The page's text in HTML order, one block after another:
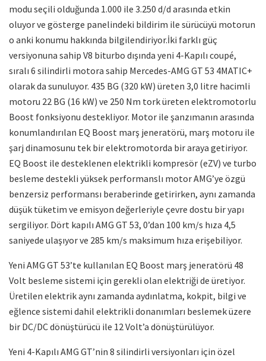
modu seçili olduğunda 1.000 ile 3.250 d/d arasında etkin
oluyor ve gösterge panelindeki bildirim ile sürücüyü motorun
o anki konumu hakkında bilgilendiriyor.İki farklı güç
versiyonuna sahip V8 biturbo dışında yeni 4-Kapılı coupé,
sıralı 6 silindirli motora sahip Mercedes-AMG GT 53 4MATIC+
olarak da sunuluyor. 435 BG (320 kW) üreten 3,0 litre hacimli
motoru 22 BG (16 kW) ve 250 Nm tork üreten elektromotorlu
Boost fonksiyonu destekliyor. Motor ile şanzımanın arasında
konumlandırılan EQ Boost marş jeneratörü, marş motoru ile
şarj dinamosunu tek bir elektromotorda bir araya getiriyor.
EQ Boost ile desteklenen elektrikli kompresör (eZV) ve turbo
besleme destekli yüksek performanslı motor AMG’ye özgü
benzersiz performansı beraberinde getirirken, aynı zamanda
düşük tüketim ve emisyon değerleriyle çevre dostu bir yapı
sergiliyor. Dört kapılı AMG GT 53, 0’dan 100 km/s hıza 4,5
saniyede ulaşıyor ve 285 km/s maksimum hıza erişebiliyor.
Yeni AMG GT 53’te kullanılan EQ Boost marş jeneratörü 48
Volt besleme sistemi için gerekli olan elektriği de üretiyor.
Üretilen elektrik aynı zamanda aydınlatma, kokpit, bilgi ve
eğlence sistemi dahil elektrikli donanımları beslemek üzere
bir DC/DC dönüştürücü ile 12 Volt’a dönüştürülüyor.
Yeni 4-Kapılı AMG GT’nin 8 silindirli versiyonları için özel